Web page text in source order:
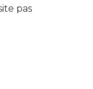
pas